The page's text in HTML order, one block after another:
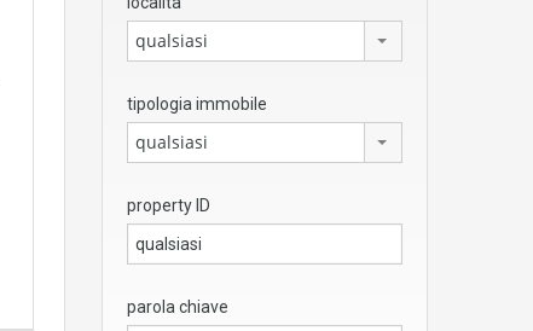
qualsiasi
tipologia immobile
qualsiasi
property ID
parola chiave